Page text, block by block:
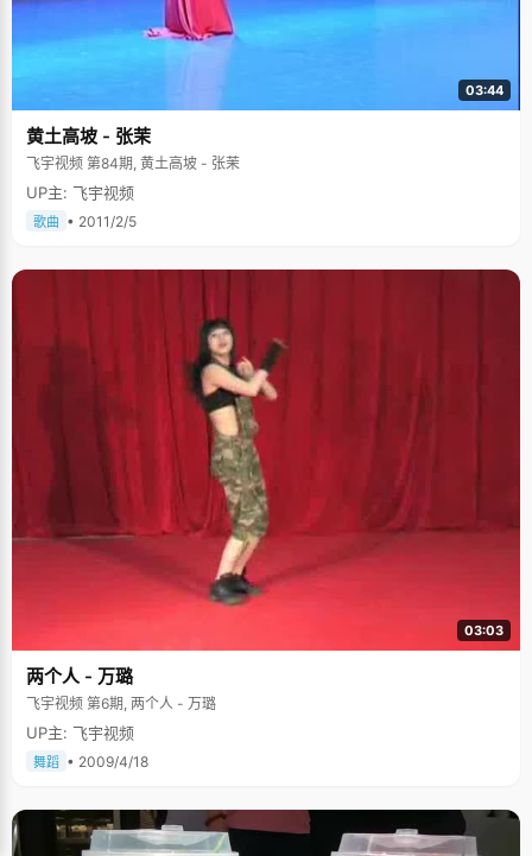
03:44
黄土高坡 - 张茉
飞宇视频 第84期, 黄土高坡 - 张茉
UP主: 飞宇视频
歌曲 • 2011/2/5
03:03
两个人 - 万璐
飞宇视频 第6期, 两个人 - 万璐
UP主: 飞宇视频
舞蹈 • 2009/4/18